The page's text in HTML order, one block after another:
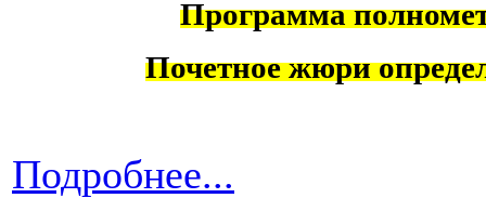
Программа
Почетное жюри
Подробнее...